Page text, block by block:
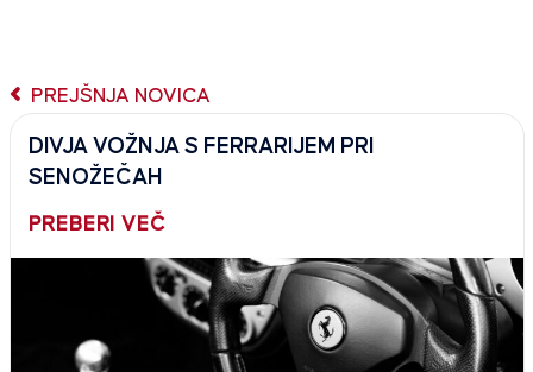
PREJŠNJA NOVICA
DIVJA VOŽNJA S FERRARIJEM PRI
SENOŽEČAH
PREBERI VEČ